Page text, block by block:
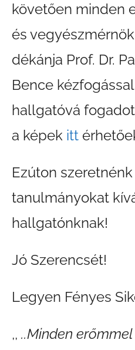
követően minden
és
dékánja Prof. Dr.
Bence
hallgatóvá
a képek itt
Ezúton
tanulmányokat
hallgatónknak!
Jó Szerencsét!
Legyen Fényes
,, ..Minden